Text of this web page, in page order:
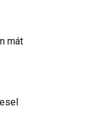
mát